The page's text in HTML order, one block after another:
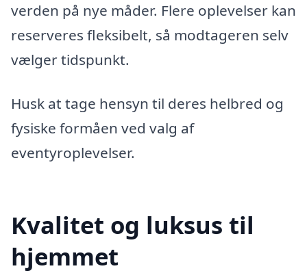
verden på nye måder. Flere oplevelser kan
reserveres fleksibelt, så modtageren selv
vælger tidspunkt.
Husk at tage hensyn til deres helbred og
fysiske formåen ved valg af
eventyroplevelser.
Kvalitet og luksus til
hjemmet